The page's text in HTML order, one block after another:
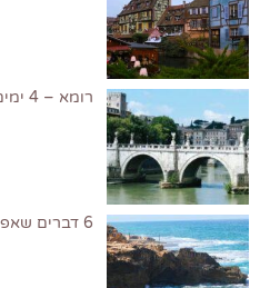
רומא – 4 ימים בעיר ללא הפסקה
6 דברים שאפשר לעשות בראש הנקרה